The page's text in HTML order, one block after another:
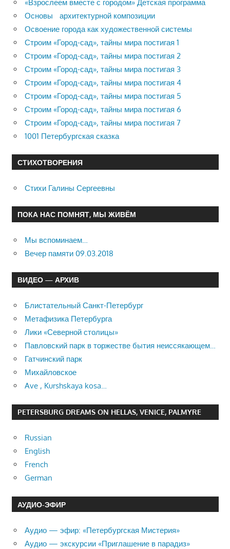
«Взрослеем вместе с городом» Детская программа
Основы архитектурной композиции
Освоение города как художественной системы
Строим «Город-сад», тайны мира постигая 1
Строим «Город-сад», тайны мира постигая 2
Строим «Город-сад», тайны мира постигая 3
Строим «Город-сад», тайны мира постигая 4
Строим «Город-сад», тайны мира постигая 5
Строим «Город-сад», тайны мира постигая 6
Строим «Город-сад», тайны мира постигая 7
1001 Петербургская сказка
СТИХОТВОРЕНИЯ
Стихи Галины Сергеевны
ПОКА НАС ПОМНЯТ, МЫ ЖИВЁМ
Мы вспоминаем…
Вечер памяти 09.03.2018
ВИДЕО — АРХИВ
Блистательный Санкт-Петербург
Метафизика Петербурга
Лики «Северной столицы»
Павловский парк в торжестве бытия неиссякающем…
Гатчинский парк
Михайловское
Ave , Kurshskaya kosa…
PETERSBURG DREAMS ON HELLAS, VENICE, PALMYRE
Russian
English
French
German
АУДИО-ЭФИР
Аудио — эфир: «Петербургская Мистерия»
Аудио — экскурсии «Приглашение в парадиз»